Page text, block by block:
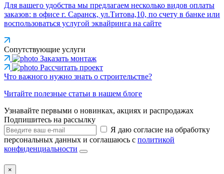
Для вашего удобства мы предлагаем несколько видов оплаты
заказов: в офисе г. Саранск, ул.Титова,10, по счету в банке или
воспользоваться услугой эквайринга на сайте
Сопутствующие услуги
Заказать монтаж
Рассчитать проект
Что важного нужно знать о строительстве?
Читайте полезные статьи в нашем блоге
Узнавайте первыми о новинках, акциях и распродажах
Подпишитесь на рассылку
Я даю согласие на обработку
персональных данных и соглашаюсь с политикой
конфиденциальности
×